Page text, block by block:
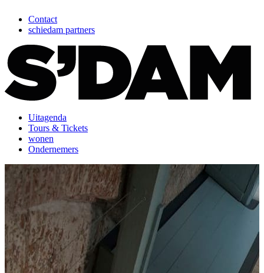
Contact
schiedam partners
Uitagenda
Tours & Tickets
wonen
Ondernemers